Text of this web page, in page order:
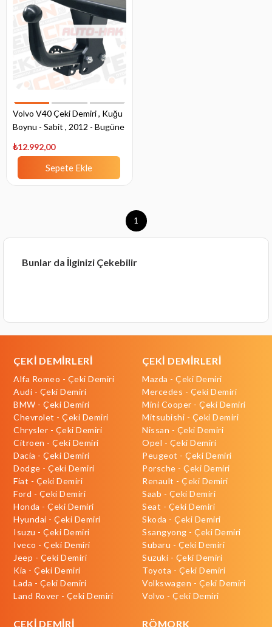
Volvo V40 Çeki Demiri , Kuğu
Boynu - Sabit , 2012 - Bugüne
₺12.992,00
Sepete Ekle
1
Bunlar da İlginizi Çekebilir
ÇEKİ DEMİRLERİ
Alfa Romeo - Çeki Demiri
Audi - Çeki Demiri
BMW - Çeki Demiri
Chevrolet - Çeki Demiri
Chrysler - Çeki Demiri
Citroen - Çeki Demiri
Dacia - Çeki Demiri
Dodge - Çeki Demiri
Fiat - Çeki Demiri
Ford - Çeki Demiri
Honda - Çeki Demiri
Hyundai - Çeki Demiri
Isuzu - Çeki Demiri
Iveco - Çeki Demiri
Jeep - Çeki Demiri
Kia - Çeki Demiri
Lada - Çeki Demiri
Land Rover - Çeki Demiri
ÇEKİ DEMİRLERİ
Mazda - Çeki Demiri
Mercedes - Çeki Demiri
Mini Cooper - Çeki Demiri
Mitsubishi - Çeki Demiri
Nissan - Çeki Demiri
Opel - Çeki Demiri
Peugeot - Çeki Demiri
Porsche - Çeki Demiri
Renault - Çeki Demiri
Saab - Çeki Demiri
Seat - Çeki Demiri
Skoda - Çeki Demiri
Ssangyong - Çeki Demiri
Subaru - Çeki Demiri
Suzuki - Çeki Demiri
Toyota - Çeki Demiri
Volkswagen - Çeki Demiri
Volvo - Çeki Demiri
ÇEKİ DEMİRİ RÖMORK